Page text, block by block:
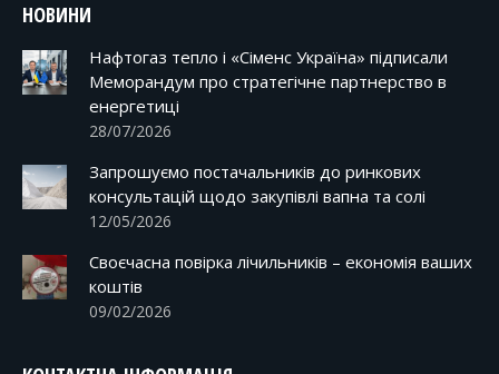
НОВИНИ
Нафтогаз тепло і «Сіменс Україна» підписали
Меморандум про стратегічне партнерство в
енергетиці
28/07/2026
Запрошуємо постачальників до ринкових
консультацій щодо закупівлі вапна та солі
12/05/2026
Своєчасна повірка лічильників – економія ваших
коштів
09/02/2026